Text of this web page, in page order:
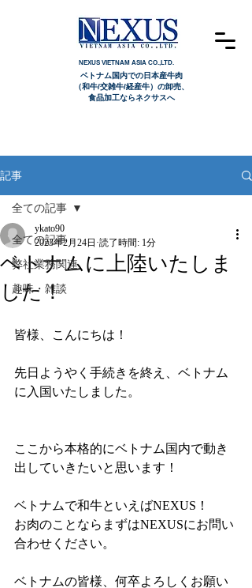
NEXUS VIETNAM ASIA CO.,LTD.
ベトナム国内での日本産牛肉
（和牛/交雑牛/経産牛）の卸売、
食品加工ならネクサスへ
記事
全ての記事
弊社業務関連
趣味・雑談
全ての記事
ベトナムに上陸いたしま
した！
ykato90
2023年2月24日 読了時間: 1分
皆様、こんにちは！
先日ようやく手続きを終え、ベトナム
に入国いたしました。
ここから本格的にベトナム国内で動き
出していきたいと思います！
ベトナムで和牛といえばNEXUS！
お肉のことならまずはNEXUSにお問い
合わせください。
ベトナムの皆様、何卒よろしくお願い